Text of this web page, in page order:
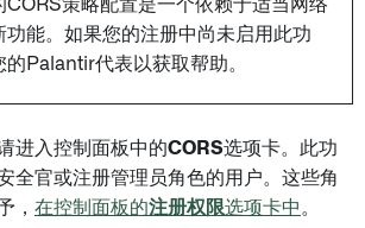
CORS策略配置是一个依赖于适当网络
功能。如果您的注册中尚未启用此功
的Palantir代表以获取帮助。
进入控制面板中的CORS选项卡。此功
全官或注册管理员角色的用户。这些角
， 在控制面板的注册权限选项卡中 。